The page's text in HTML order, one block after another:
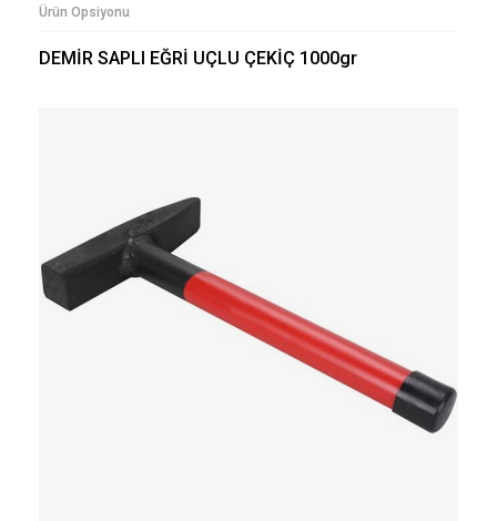
Ürün Opsiyonu
DEMİR SAPLI EĞRİ UÇLU ÇEKİÇ 1000gr